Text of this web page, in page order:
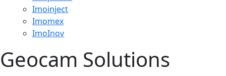
Imoinject
Imomex
ImoInov
Geocam Solutions